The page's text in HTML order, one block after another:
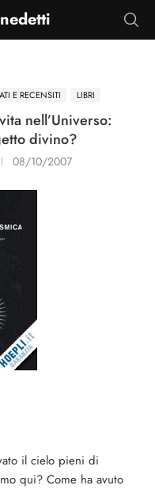
E RECENSITI LIBRI
nell’Universo:
divino?
08/10/2007
il cielo pieni di
qui? Come ha avuto